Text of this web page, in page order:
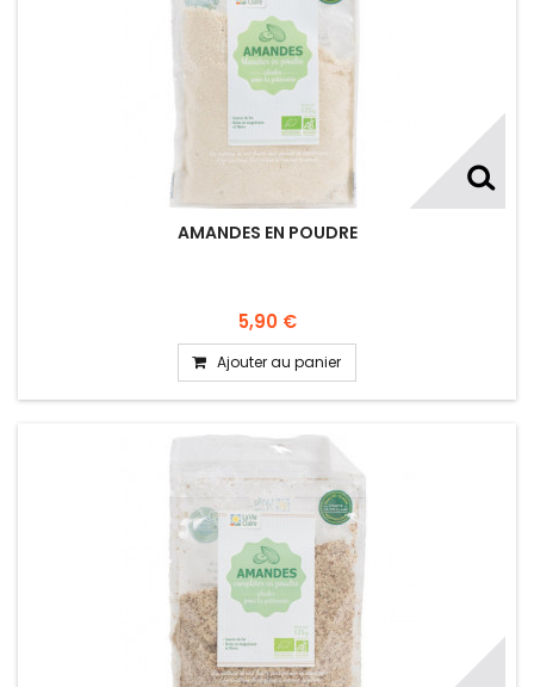
AMANDES EN POUDRE
5,90 €
Ajouter au panier